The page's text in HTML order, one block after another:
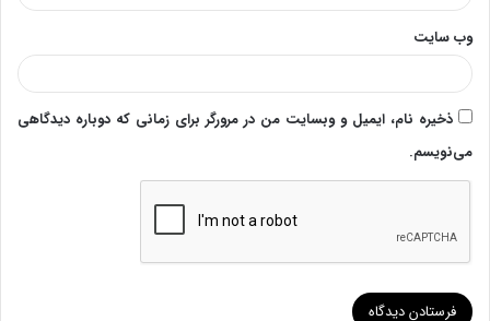
وب‌ سایت
ذخیره نام، ایمیل و وبسایت من در مرورگر برای زمانی که دوباره دیدگاهی
می‌نویسم.